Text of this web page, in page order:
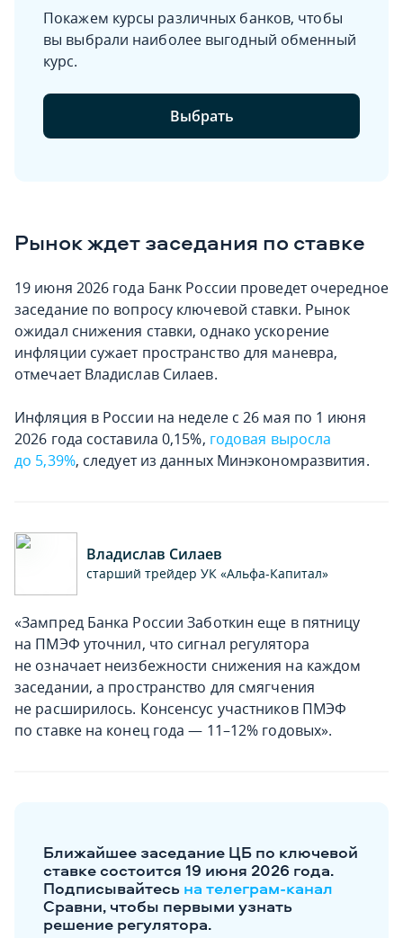
Покажем курсы различных банков, чтобы
вы выбрали наиболее выгодный обменный
курс.
Выбрать
Рынок ждет заседания по ставке
19 июня 2026 года Банк России проведет очередное
заседание по вопросу ключевой ставки. Рынок
ожидал снижения ставки, однако ускорение
инфляции сужает пространство для маневра,
отмечает Владислав Силаев.
Инфляция в России на неделе с 26 мая по 1 июня
2026 года составила 0,15%, годовая выросла
до 5,39%, следует из данных Минэкономразвития.
Владислав Силаев
старший трейдер УК «Альфа-Капитал»
«Зампред Банка России Заботкин еще в пятницу
на ПМЭФ уточнил, что сигнал регулятора
не означает неизбежности снижения на каждом
заседании, а пространство для смягчения
не расширилось. Консенсус участников ПМЭФ
по ставке на конец года — 11–12% годовых».
Ближайшее заседание ЦБ по ключевой
ставке состоится 19 июня 2026 года.
Подписывайтесь на телеграм-канал
Сравни, чтобы первыми узнать
решение регулятора.